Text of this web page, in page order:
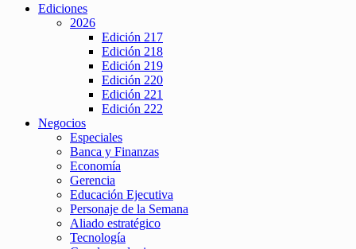
Ediciones
2026
Edición 217
Edición 218
Edición 219
Edición 220
Edición 221
Edición 222
Negocios
Especiales
Banca y Finanzas
Economía
Gerencia
Educación Ejecutiva
Personaje de la Semana
Aliado estratégico
Tecnología